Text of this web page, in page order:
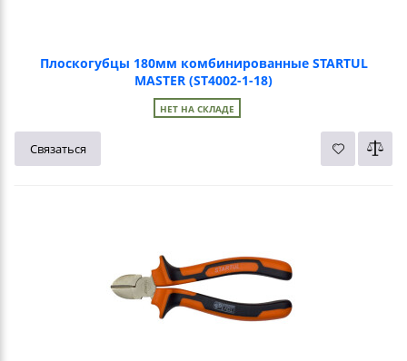
Плоскогубцы 180мм комбинированные STARTUL
MASTER (ST4002-1-18)
НЕТ НА СКЛАДЕ
Связаться